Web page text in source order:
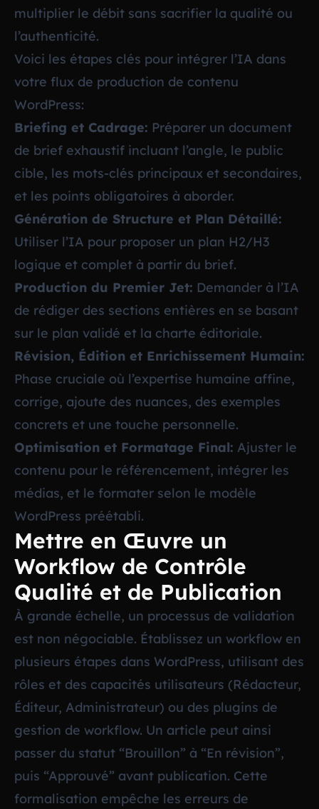
multiplier le débit sans sacrifier la qualité ou
l’authenticité.
Voici les étapes clés pour intégrer l’IA dans
votre flux de production de contenu
WordPress:
Briefing et Cadrage: Préparer un document
de brief exhaustif incluant l’angle, le public
cible, les mots-clés principaux et secondaires,
et les points obligatoires à aborder.
Génération de Structure et Plan Détaillé:
Utiliser l’IA pour proposer un plan H2/H3
logique et complet à partir du brief.
Production du Premier Jet: Demander à l’IA
de rédiger des sections entières en se basant
sur le plan validé et la charte éditoriale.
Révision, Édition et Enrichissement Humain:
Phase cruciale où l’expertise humaine affine,
corrige, ajoute des nuances, des exemples
concrets et une touche personnelle.
Optimisation et Formatage Final: Ajuster le
contenu pour le référencement, intégrer les
médias, et le formater selon le modèle
WordPress préétabli.
Mettre en Œuvre un
Workflow de Contrôle
Qualité et de Publication
À grande échelle, un processus de validation
est non négociable. Établissez un workflow en
plusieurs étapes dans WordPress, utilisant des
rôles et des capacités utilisateurs (Rédacteur,
Éditeur, Administrateur) ou des plugins de
gestion de workflow. Un article peut ainsi
passer du statut “Brouillon” à “En révision”,
puis “Approuvé” avant publication. Cette
formalisation empêche les erreurs de